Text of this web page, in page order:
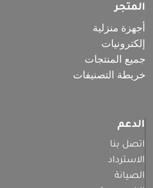
المتجر
أجهزة منزلية
إلكترونيات
جميع المنتجات
خريطة التصنيفات
الدعم
اتصل بنا
الاسترداد
الصيانة